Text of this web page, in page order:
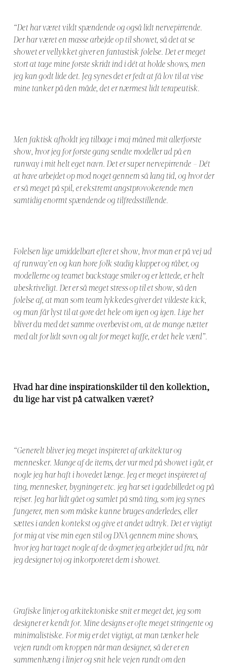
“Det har været vildt spændende og også lidt nervepirrende.
Der har været en masse arbejde op til showet, så det at se
showet er vellykket giver en fantastisk følelse. Det er meget
stort at tage mine første skridt ind i dét at holde shows, men
jeg kan godt lide det. Jeg synes det er fedt at få lov til at vise
mine tanker på den måde, det er nærmest lidt terapeutisk.
Men faktisk afholdt jeg tilbage i maj måned mit allerførste
show, hvor jeg for første gang sendte modeller ud på en
runway i mit helt eget navn. Det er super nervepirrende – Dét
at have arbejdet op mod noget gennem så lang tid, og hvor der
er så meget på spil, er ekstremt angstprovokerende men
samtidig enormt spændende og tilfredsstillende.
Følelsen lige umiddelbart efter et show, hvor man er på vej ud
af runway’en og kan høre folk stadig klapper og råber, og
modellerne og teamet backstage smiler og er lettede, er helt
ubeskriveligt. Der er så meget stress op til et show, så den
følelse af, at man som team lykkedes giver det vildeste kick,
og man får lyst til at gøre det hele om igen og igen. Lige her
bliver du med det samme overbevist om, at de mange nætter
med alt for lidt søvn og alt for meget kaffe, er det hele værd”.
Hvad har dine inspirationskilder til den kollektion,
du lige har vist på catwalken været?
“Generelt bliver jeg meget inspireret af arkitektur og
mennesker. Mange af de items, der var med på showet i går, er
nogle jeg har haft i hovedet længe. Jeg er meget inspireret af
ting, mennesker, bygninger etc. jeg har set i gadebilledet og på
rejser. Jeg har lidt gået og samlet på små ting, som jeg synes
fungerer, men som måske kunne bruges anderledes, eller
sættes i anden kontekst og give et andet udtryk. Det er vigtigt
for mig at vise min egen stil og DNA gennem mine shows,
hvor jeg har taget nogle af de dogmer jeg arbejder ud fra, når
jeg designer tøj og inkorporeret dem i showet.
Grafiske linjer og arkitektoniske snit er meget det, jeg som
designer er kendt for. Mine designs er ofte meget stringente og
minimalistiske. For mig er det vigtigt, at man tænker hele
vejen rundt om kroppen når man designer, så der er en
sammenhæng i linjer og snit hele vejen rundt om den